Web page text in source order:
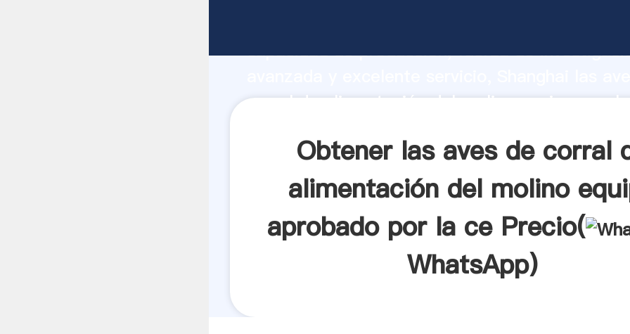
capacidad de producción, fuerza de
corral de alimentación del molino equipo
los clientes.
Obtener las aves de corral
alimentación del molino
aprobado por la ce Precio(
WhatsApp)